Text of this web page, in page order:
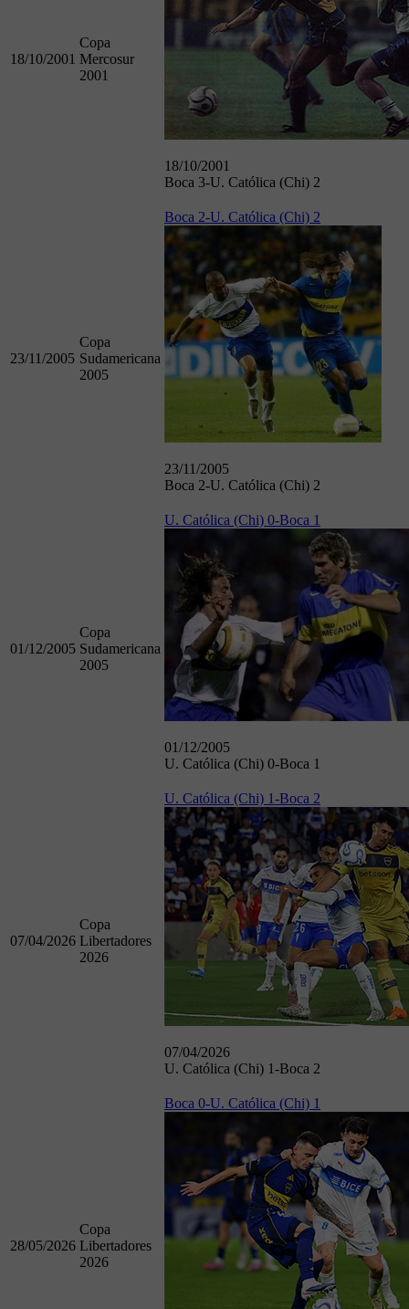
18/10/2001
Copa
Mercosur
2001
18/10/2001
Boca 3-U. Católica (Chi) 2
23/11/2005
Copa
Sudamericana
2005
Boca 2-U. Católica (Chi) 2
23/11/2005
Boca 2-U. Católica (Chi) 2
01/12/2005
Copa
Sudamericana
2005
U. Católica (Chi) 0-Boca 1
01/12/2005
U. Católica (Chi) 0-Boca 1
07/04/2026
Copa
Libertadores
2026
U. Católica (Chi) 1-Boca 2
07/04/2026
U. Católica (Chi) 1-Boca 2
28/05/2026
Copa
Libertadores
2026
Boca 0-U. Católica (Chi) 1